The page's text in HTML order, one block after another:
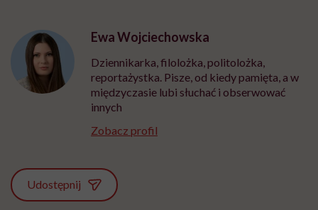
Ewa Wojciechowska
Dziennikarka, filolożka, politolożka,
reportażystka. Pisze, od kiedy pamięta, a w
międzyczasie lubi słuchać i obserwować
innych
Zobacz profil
Udostępnij